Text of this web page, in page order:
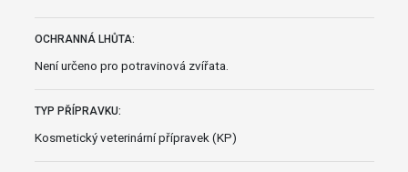
OCHRANNÁ LHŮTA:
Není určeno pro potravinová zvířata.
TYP PŘÍPRAVKU:
Kosmetický veterinární přípravek (KP)